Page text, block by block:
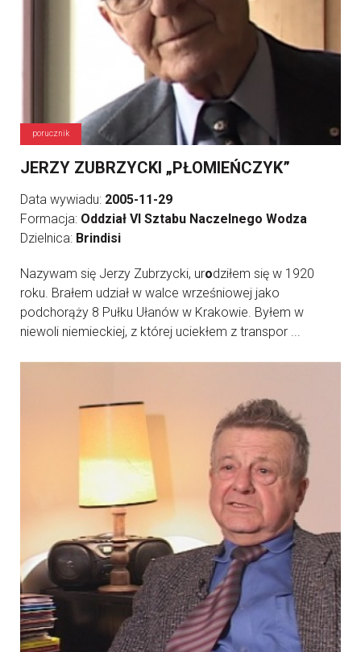
porucznik
JERZY ZUBRZYCKI „PŁOMIEŃCZYK”
Data wywiadu: 2005-11-29
Formacja: Oddział VI Sztabu Naczelnego Wodza
Dzielnica: Brindisi
Nazywam się Jerzy Zubrzycki, urodziłem się w 1920
roku. Brałem udział w walce wrześniowej jako
podchorąży 8 Pułku Ułanów w Krakowie. Byłem w
niewoli niemieckiej, z której uciekłem z transpor ...